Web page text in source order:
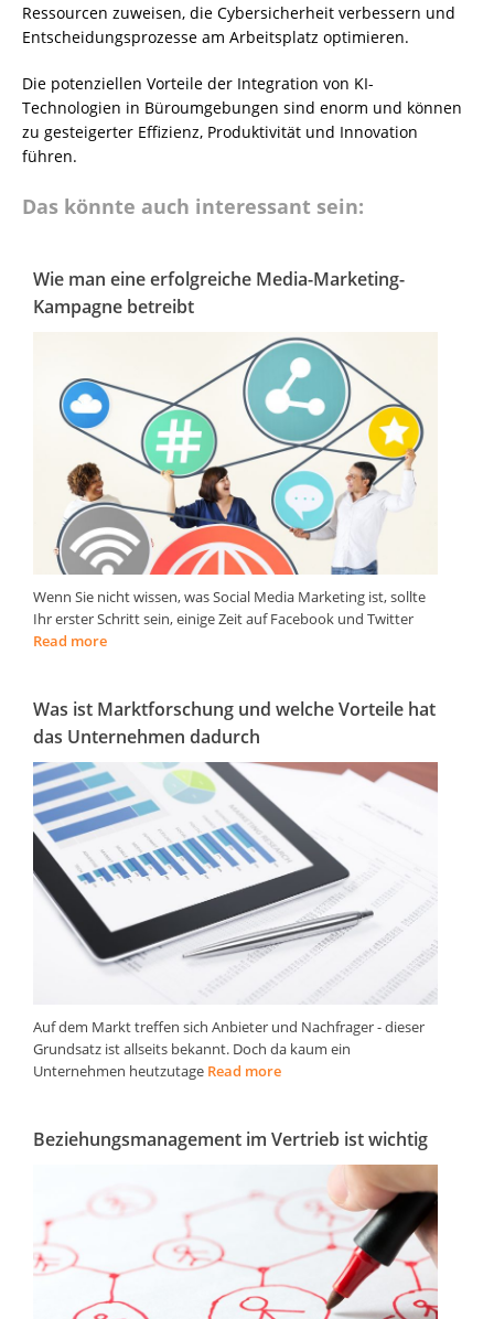
Ressourcen zuweisen, die Cybersicherheit verbessern und
Entscheidungsprozesse am Arbeitsplatz optimieren.
Die potenziellen Vorteile der Integration von KI-
Technologien in Büroumgebungen sind enorm und können
zu gesteigerter Effizienz, Produktivität und Innovation
führen.
Das könnte auch interessant sein:
Wie man eine erfolgreiche Media-Marketing-
Kampagne betreibt
Wenn Sie nicht wissen, was Social Media Marketing ist, sollte
Ihr erster Schritt sein, einige Zeit auf Facebook und Twitter
Read more
Was ist Marktforschung und welche Vorteile hat
das Unternehmen dadurch
Auf dem Markt treffen sich Anbieter und Nachfrager - dieser
Grundsatz ist allseits bekannt. Doch da kaum ein
Unternehmen heutzutage Read more
Beziehungsmanagement im Vertrieb ist wichtig